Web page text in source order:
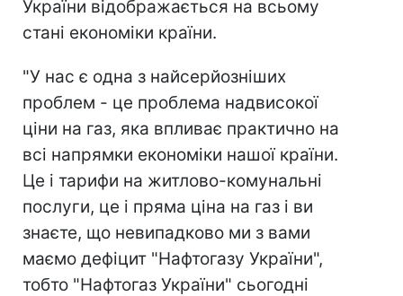
України відображається на всьому
стані економіки країни.
"У нас є одна з найсерйозніших
проблем - це проблема надвисокої
ціни на газ, яка впливає практично на
всі напрямки економіки нашої країни.
Це і тарифи на житлово-комунальні
послуги, це і пряма ціна на газ і ви
знаєте, що невипадково ми з вами
маємо дефіцит "Нафтогазу України",
тобто "Нафтогаз України" сьогодні